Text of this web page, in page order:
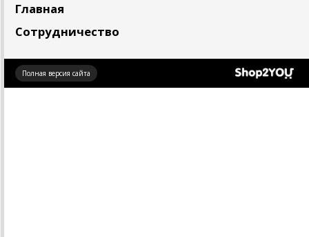
Главная
Сотрудничество
Полная версия сайта